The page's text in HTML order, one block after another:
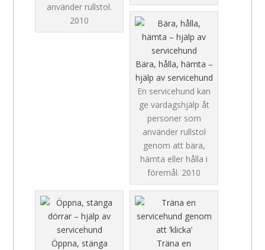
använder rullstol.
2010
Bära, hålla, hämta –
hjälp av servicehund
En servicehund kan
ge vardagshjälp åt
personer som
använder rullstol
genom att bära,
hämta eller hålla i
föremål. 2010
Öppna, stänga
Träna en